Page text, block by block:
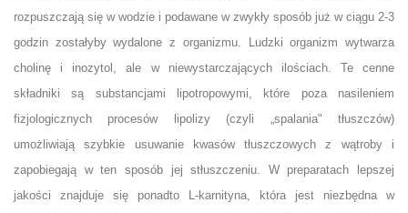
rozpuszczają się w wodzie i podawane w zwykły sposób już w ciągu 2-3
godzin zostałyby wydalone z organizmu. Ludzki organizm wytwarza
cholinę i inozytol, ale w niewystarczających ilościach. Te cenne
składniki są substancjami lipotropowymi, które poza nasileniem
fizjologicznych procesów lipolizy (czyli „spalania" tłuszczów)
umożliwiają szybkie usuwanie kwasów tłuszczowych z wątroby i
zapobiegają w ten sposób jej stłuszczeniu. W preparatach lepszej
jakości znajduje się ponadto L-karnityna, która jest niezbędna w